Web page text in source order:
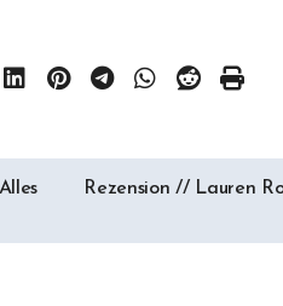
Rezension // Lauren